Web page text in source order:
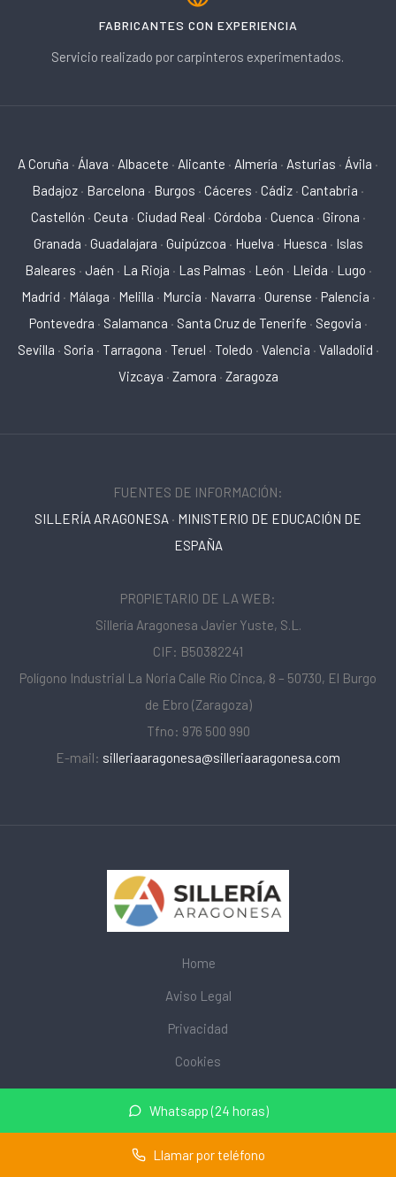
Whatsapp (24 horas)
Llamar por teléfono
FABRICANTES CON EXPERIENCIA
Servicio realizado por carpinteros experimentados.
A Coruña · Álava · Albacete · Alicante · Almería · Asturias · Ávila ·
Badajoz · Barcelona · Burgos · Cáceres · Cádiz · Cantabria ·
Castellón · Ceuta · Ciudad Real · Córdoba · Cuenca · Girona ·
Granada · Guadalajara · Guipúzcoa · Huelva · Huesca · Islas
Baleares · Jaén · La Rioja · Las Palmas · León · Lleida · Lugo ·
Madrid · Málaga · Melilla · Murcia · Navarra · Ourense · Palencia ·
Pontevedra · Salamanca · Santa Cruz de Tenerife · Segovia ·
Sevilla · Soria · Tarragona · Teruel · Toledo · Valencia · Valladolid ·
Vizcaya · Zamora · Zaragoza
FUENTES DE INFORMACIÓN:
SILLERÍA ARAGONESA · MINISTERIO DE EDUCACIÓN DE
ESPAÑA
PROPIETARIO DE LA WEB:
Sillería Aragonesa Javier Yuste, S.L.
CIF: B50382241
Polígono Industrial La Noria Calle Río Cinca, 8 – 50730, El Burgo
de Ebro (Zaragoza)
Tfno: 976 500 990
E-mail: silleriaaragonesa@silleriaaragonesa.com
Home
Aviso Legal
Privacidad
Cookies
© 2026 mobiliarioescolar.site · Web de mobiliario escolar cerca